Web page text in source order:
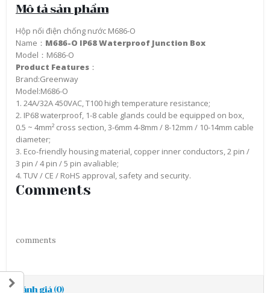
Mô tả sản phẩm
Hộp nối điện chống nước M686-O
Name： M686-O IP68 Waterproof Junction Box
Model：M686-O
Product Features ：
Brand:Greenway
Model:M686-O
1. 24A/32A 450VAC, T100 high temperature resistance;
2. IP68 waterproof, 1-8 cable glands could be equipped on box,
0.5 ~ 4mm² cross section, 3-6mm 4-8mm / 8-12mm / 10-14mm cable
diameter;
3. Eco-friendly housing material, copper inner conductors, 2 pin /
3 pin / 4 pin / 5 pin avaliable;
4. TUV / CE / RoHS approval, safety and security.
Comments
comments
Đánh giá (0)